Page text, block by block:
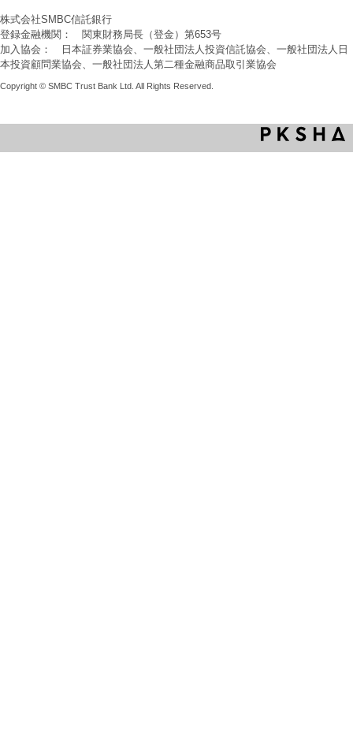
株式会社SMBC信託銀行
登録金融機関： 関東財務局長（登金）第653号
加入協会： 日本証券業協会、一般社団法人投資信託協会、一般社団法人日
本投資顧問業協会、一般社団法人第二種金融商品取引業協会
Copyright © SMBC Trust Bank Ltd. All Rights Reserved.